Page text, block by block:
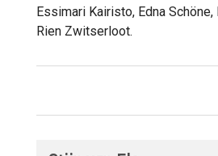
Essimari Kairisto, Edna
Rien Zwitserloot.